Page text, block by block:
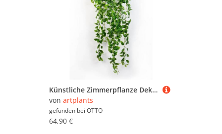
Künstliche Zimmerpflanze Deko Tradescantia Zebrina, 700 Blätter, grün-weiß, 85cm - Kunstpflanze Tradescantia (Tradescantia zebrina), artplants, Höhe 90.0 cm
von artplants
gefunden bei OTTO
64,90 €